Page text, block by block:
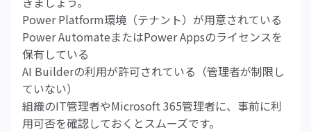
Power Platform環境（テナント）が用意されている
Power AutomateまたはPower Appsのライセンスを
保有している
AI Builderの利用が許可されている（管理者が制限し
ていない）
組織のIT管理者やMicrosoft 365管理者に、事前に利
用可否を確認しておくとスムーズです。